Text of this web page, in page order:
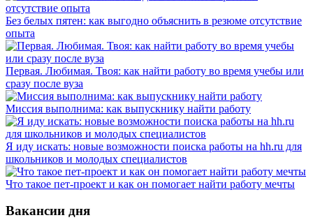
Без белых пятен: как выгодно объяснить в резюме отсутствие
опыта
Первая. Любимая. Твоя: как найти работу во время учебы или
сразу после вуза
Миссия выполнима: как выпускнику найти работу
Я иду искать: новые возможности поиска работы на hh.ru для
школьников и молодых специалистов
Что такое пет-проект и как он помогает найти работу мечты
Вакансии дня